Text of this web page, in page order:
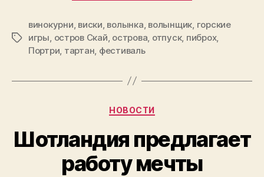
Скай,
день
Tags
винокурни виски волынка волынщик горские
игры остров Скай острова отпуск, пиброх,
Портри тартан фестиваль
Categories
НОВОСТИ
Шотландия предлагает
работу мечты